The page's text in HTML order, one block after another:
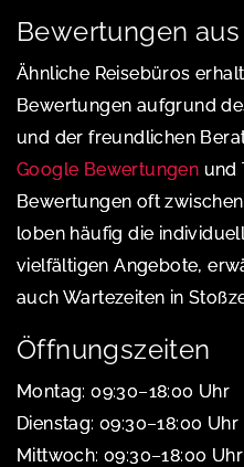
Bewertungen
Ähnliche Reisebüros
Bewertungen aufgrund
und der freundlichen
Google Bewertungen und
Bewertungen oft
loben häufig die
vielfältigen Angebote,
auch Wartezeiten in
Öffnungszeiten
Montag: 09:30–18:00 Uhr
Dienstag: 09:30–18:00 Uhr
Mittwoch: 09:30–18:00 Uhr